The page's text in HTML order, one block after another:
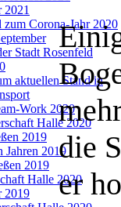
2021
zum Corona-Jahr 2020
Stadt Rosenfeld
aktuellen Stand in
Work 2020
Halle 2020
2019
Jahren 2019
2019
Halle 2020
2019
die
er